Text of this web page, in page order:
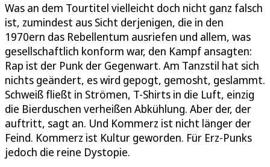
Was an dem Tourtitel vielleicht doch nicht ganz falsch
ist, zumindest aus Sicht derjenigen, die in den
1970ern das Rebellentum ausriefen und allem, was
gesellschaftlich konform war, den Kampf ansagten:
Rap ist der Punk der Gegenwart. Am Tanzstil hat sich
nichts geändert, es wird gepogt, gemosht, geslammt.
Schweiß fließt in Strömen, T-Shirts in die Luft, einzig
die Bierduschen verheißen Abkühlung. Aber der, der
auftritt, sagt an. Und Kommerz ist nicht länger der
Feind. Kommerz ist Kultur geworden. Für Erz-Punks
jedoch die reine Dystopie.